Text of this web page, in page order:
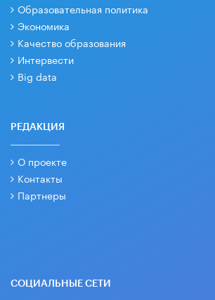
Образовательная политика
Экономика
Качество образования
Интервести
Big data
РЕДАКЦИЯ
О проекте
Контакты
Партнеры
СОЦИАЛЬНЫЕ СЕТИ